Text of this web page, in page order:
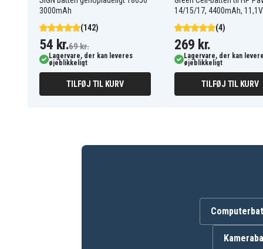
Roborock Qrevo Edge 5V1
Roborock RSD0712CE
Roborock Saros 10
Roborock Saros 10R
3000mAh
(142)
54 kr.69 kr.
Lagervare, der kan leveres
øjeblikkeligt
TILFØJ TIL KURV
14/15/17, 4400mAh, 11,1V
(4)
269 kr.
Lagervare, der kan
øjeblikkeligt
TILFØJ TIL KURV